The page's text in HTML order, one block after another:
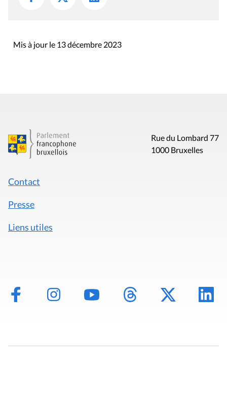
Mis à jour le 13 décembre 2023
Rue du Lombard 77
1000 Bruxelles
Contact
Presse
Liens utiles